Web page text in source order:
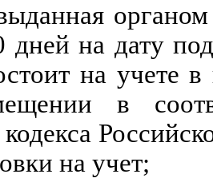
дней на дату
на учете
в
на учет;